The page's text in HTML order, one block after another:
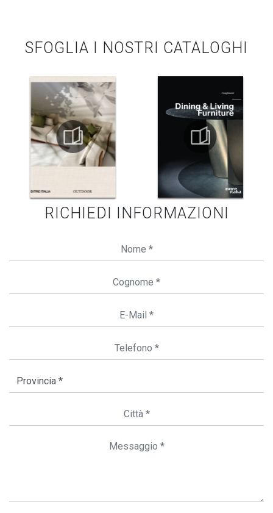
SFOGLIA I NOSTRI CATALOGHI
RICHIEDI INFORMAZIONI